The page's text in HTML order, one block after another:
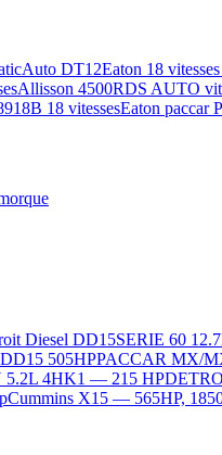
Auto DT12Eaton 18
Allisson 4500RDS AUTO
18 vitessesEaton paccar
Diesel DD15SERIE 60
505HPPACCAR MX/
5.2L 4HK1 — 215 HP
Cummins X15 — 565HP,